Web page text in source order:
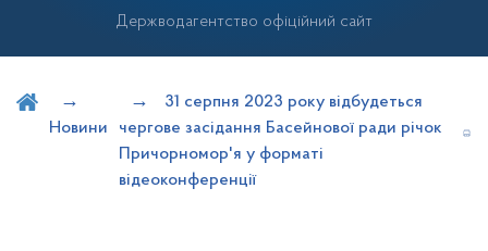
Держводагентство офіційний сайт
Новини
31 серпня 2023 року відбудеться
чергове засідання Басейнової ради річок
Причорномор'я у форматі
відеоконференції